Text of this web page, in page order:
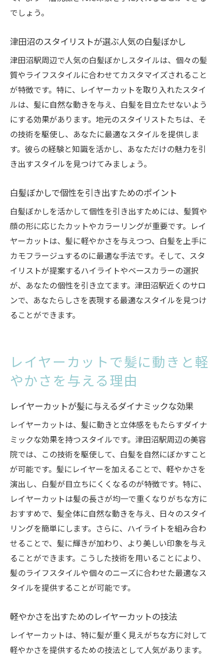
でしょう。
津田沼のスタイリストが選ぶ人気の白髪ぼかし
津田沼駅周辺で人気の白髪ぼかしスタイルは、個々の髪
質やライフスタイルに合わせてカスタマイズされること
が特徴です。特に、レイヤーカットを取り入れたスタイ
ルは、髪に自然な動きを与え、白髪を目立たせないよう
にする効果があります。地元のスタイリストたちは、そ
の技術を駆使し、あなたに最適なスタイルを提供しま
す。彼らの経験と知識を活かし、あなただけの魅力を引
き出すスタイルを見つけてみましょう。
白髪ぼかしで個性を引き出すためのポイント
白髪ぼかしを活かして個性を引き出すためには、髪質や
顔の形に応じたカットやカラーリングが重要です。レイ
ヤーカットは、髪に軽やかさを与えつつ、白髪を上手に
カモフラージュするのに最適な手法です。そして、スタ
イリストが提案するハイライトやベースカラーの選択
が、あなたの個性を引き立てます。津田沼駅近くのサロ
ンで、あなたらしさを表現する最適なスタイルを見つけ
ることができます。
レイヤーカットで髪に動きと軽
やかさを与える理由
レイヤーカットが髪に与えるダイナミックな効果
レイヤーカットは、髪に動きと立体感をもたらすダイナ
ミックな効果を持つスタイルです。津田沼駅周辺の美容
院では、この技術を駆使して、白髪を自然にぼかすこと
が可能です。髪にレイヤーを加えることで、軽やかさを
演出し、白髪が目立ちにくくなるのが特徴です。特に、
レイヤーカットは髪の長さが均一で重くなりがちな方に
おすすめで、髪全体に自然な動きを与え、日々のスタイ
リングを簡単にします。さらに、ハイライトを組み合わ
せることで、髪に輝きが加わり、より美しい印象を与え
ることができます。こうした技術を用いることにより、
髪のライフスタイルや個々のニーズに合わせた最適なス
タイルを提供することが可能です。
軽やかさを出すためのレイヤーカットの技法
レイヤーカットは、特に髪が重く見えがちな方に対して
軽やかさを提供するための技法として人気があります。